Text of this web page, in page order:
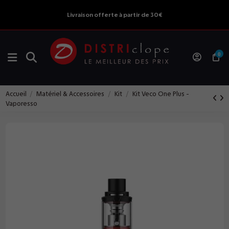
Livraison offerte à partir de 30€
0
Accueil Matériel & Accessoires Kit
Kit Veco One Plus -
Vaporesso